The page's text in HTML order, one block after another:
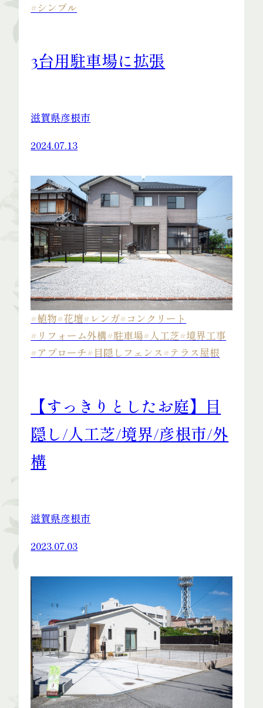
#シンプル
3台用駐車場に拡張
滋賀県彦根市
2024.07.13
#植物#花壇#レンガ#コンクリート
#リフォーム外構#駐車場#人工芝#境界工事
#アプローチ#目隠しフェンス#テラス屋根
【すっきりとしたお庭】目
隠し/人工芝/境界/彦根市/外
構
滋賀県彦根市
2023.07.03